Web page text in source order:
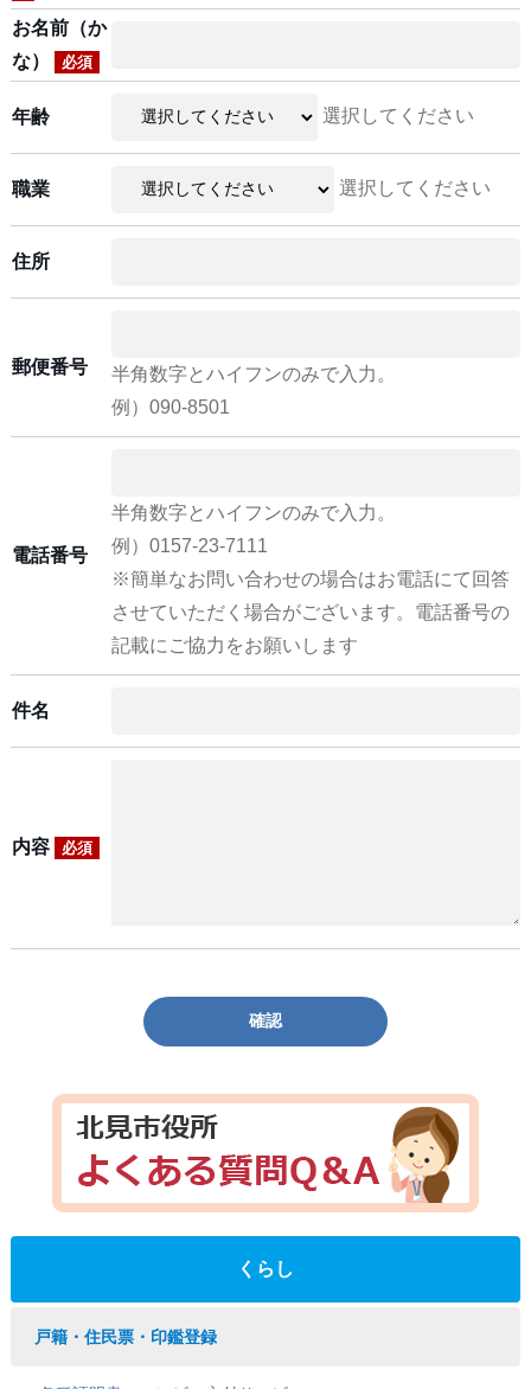
お名前（か
な）
必須
年齢 選択してください
職業 選択してください
住所
郵便番号
半角数字とハイフンのみで入力。
例）090-8501
電話番号
半角数字とハイフンのみで入力。
例）0157-23-7111
※簡単なお問い合わせの場合はお電話にて回答
させていただく場合がございます。電話番号の
記載にご協力をお願いします
件名
内容 必須
確認
くらし
戸籍・住民票・印鑑登録